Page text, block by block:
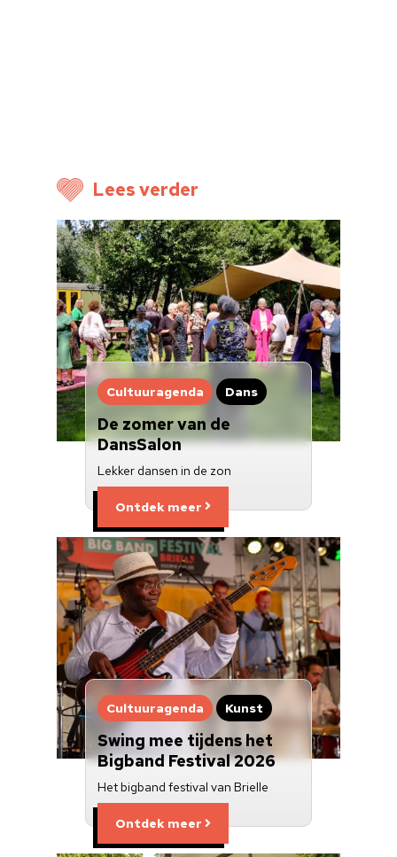
Lees verder
Cultuuragenda Dans
De zomer van de
DansSalon
Lekker dansen in de zon
Ontdek meer
Cultuuragenda Kunst
Swing mee tijdens het
Bigband Festival 2026
Het bigband festival van Brielle
Ontdek meer
Nieuwsbrief
Doneren